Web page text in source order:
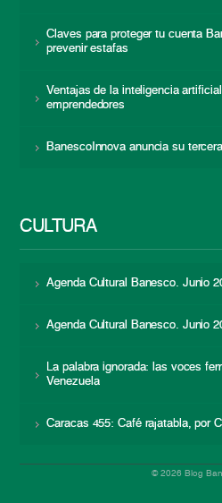
Claves para proteger tu cuenta
prevenir estafas
Ventajas de la inteligencia
emprendedores
BanescoInnova anuncia su
CULTURA
Agenda Cultural Banesco. Junio
Agenda Cultural Banesco. Junio
La palabra ignorada: las voces
Venezuela
Caracas 455: Café rajatabla, por
© 2026 Blog